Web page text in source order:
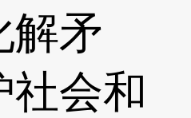
解矛
社会和